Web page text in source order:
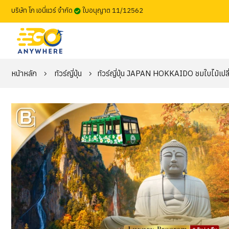
บริษัท โก เอนี่แวร์ จำกัด ใบอนุญาต 11/12562
หน้าหลัก ทัวร์ญี่ปุ่น ทัวร์ญี่ปุ่น JAPAN HOKKAIDO ชมใบไม้เป